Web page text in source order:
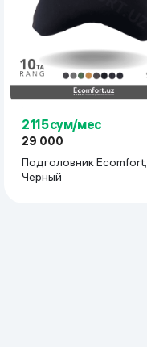
2 115 сум/мес
29 000
Подголовник Ecomfort,
Черный